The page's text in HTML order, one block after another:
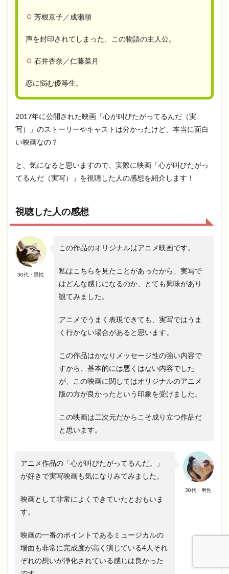
芳根京子／成瀬順
声を封印されてしまった、この物語の主人公。
石井杏奈／仁藤菜月
恋に悩む優等生。
2017年に公開された映画「心が叫びたがってるんだ（実
写）」のストーリーやキャストは分かったけど、本当に面白
い映画なの？
と、気になると思いますので、実際に映画「心が叫びたがっ
てるんだ（実写）」を視聴した人の感想を紹介します！
視聴した人の感想
30代・男性
この作品のオリジナルはアニメ映画です。
私はこちらを見たことがあったから、実写で
はどんな感じになるのか、とても興味があり
観てみました。
アニメでうまく表現できても、実写ではうま
く行かない場合があると思います。
この作品はかなりメッセージ性の強い内容で
すから、基本的には悪くはない内容でした
が、この映画に関してはオリジナルのアニメ
版の方が良かったという印象を受けました。
この映画は二次元だからこそ成り立つ作品だ
と思います。
30代・男性
アニメ作品の「心が叫びたがってるんだ。」
が好きで実写映画も気になりみてみました。
映画として非常によくできていたとおもいま
す。
映画の一番のポイントであるミュージカルの
場面も非常に完成度が高く演じている4人それ
ぞれの想いが浄化されている感じは良かった